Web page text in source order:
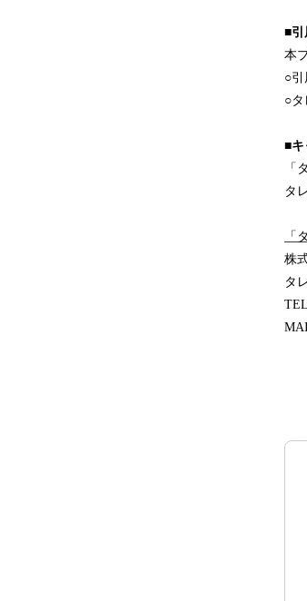
■引
本
○
○タ
■キ
「
タ
「
株
タ